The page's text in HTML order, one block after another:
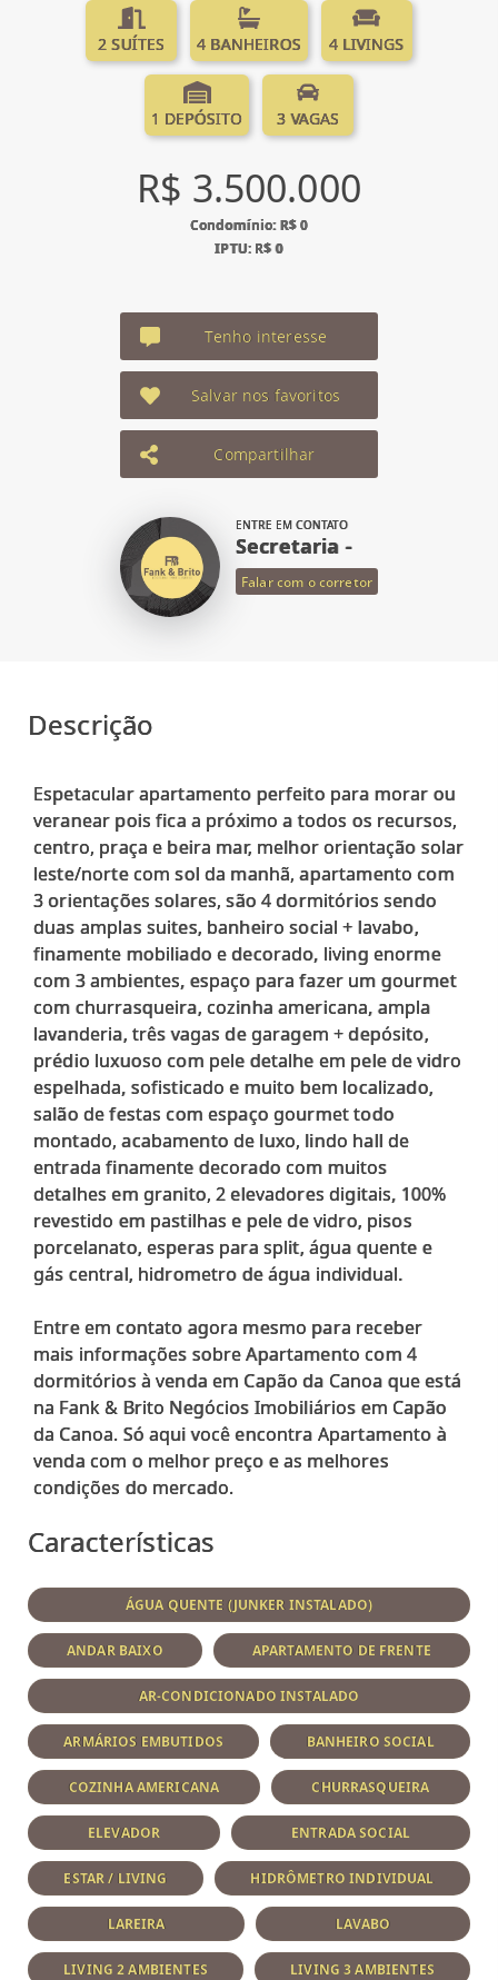
2 SUÍTES 4 BANHEIROS 4 LIVINGS
1 DEPÓSITO 3 VAGAS
R$ 3.500.000
Condomínio: R$ 0
IPTU: R$ 0
Tenho interesse
Salvar nos favoritos
Compartilhar
ENTRE EM CONTATO
Secretaria -
Falar com o corretor
Descrição
Espetacular apartamento perfeito para morar ou
veranear pois fica a próximo a todos os recursos,
centro, praça e beira mar, melhor orientação solar
leste/norte com sol da manhã, apartamento com
3 orientações solares, são 4 dormitórios sendo
duas amplas suites, banheiro social + lavabo,
finamente mobiliado e decorado, living enorme
com 3 ambientes, espaço para fazer um gourmet
com churrasqueira, cozinha americana, ampla
lavanderia, três vagas de garagem + depósito,
prédio luxuoso com pele detalhe em pele de vidro
espelhada, sofisticado e muito bem localizado,
salão de festas com espaço gourmet todo
montado, acabamento de luxo, lindo hall de
entrada finamente decorado com muitos
detalhes em granito, 2 elevadores digitais, 100%
revestido em pastilhas e pele de vidro, pisos
porcelanato, esperas para split, água quente e
gás central, hidrometro de água individual.
Entre em contato agora mesmo para receber
mais informações sobre Apartamento com 4
dormitórios à venda em Capão da Canoa que está
na Fank & Brito Negócios Imobiliários em Capão
da Canoa. Só aqui você encontra Apartamento à
venda com o melhor preço e as melhores
Características
ÁGUA QUENTE (JUNKER INSTALADO)
ANDAR BAIXO APARTAMENTO DE FRENTE
AR-CONDICIONADO INSTALADO
ARMÁRIOS EMBUTIDOS BANHEIRO SOCIAL
COZINHA AMERICANA CHURRASQUEIRA
ELEVADOR ENTRADA SOCIAL
ESTAR / LIVING HIDRÔMETRO INDIVIDUAL
LAREIRA LAVABO
LIVING 2 AMBIENTES LIVING 3 AMBIENTES